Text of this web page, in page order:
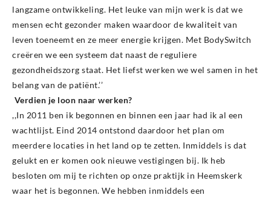
langzame ontwikkeling. Het leuke van mijn werk is dat we
mensen echt gezonder maken waardoor de kwaliteit van
leven toeneemt en ze meer energie krijgen. Met BodySwitch
creëren we een systeem dat naast de reguliere
gezondheidszorg staat. Het liefst werken we wel samen in het
belang van de patiënt.’’
Verdien je loon naar werken?
,,In 2011 ben ik begonnen en binnen een jaar had ik al een
wachtlijst. Eind 2014 ontstond daardoor het plan om
meerdere locaties in het land op te zetten. Inmiddels is dat
gelukt en er komen ook nieuwe vestigingen bij. Ik heb
besloten om mij te richten op onze praktijk in Heemskerk
waar het is begonnen. We hebben inmiddels een